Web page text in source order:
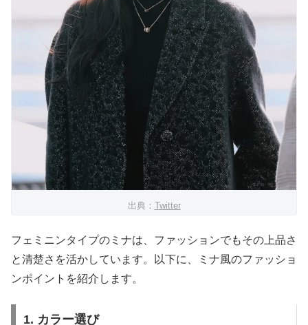
出典： Twitter
フェミニンタイプのミナは、ファッションでもその上品さ
と清楚さを活かしています。以下に、ミナ風のファッショ
ンポイントを紹介します。
1. カラー選び